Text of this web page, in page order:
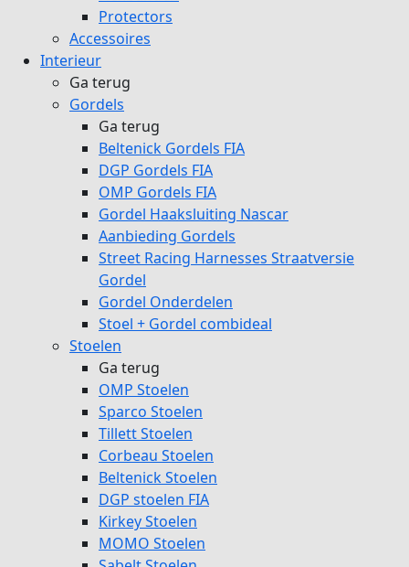
Protectors
Accessoires
Interieur
Ga terug
Gordels
Ga terug
Beltenick Gordels FIA
DGP Gordels FIA
OMP Gordels FIA
Gordel Haaksluiting Nascar
Aanbieding Gordels
Street Racing Harnesses Straatversie
Gordel
Gordel Onderdelen
Stoel + Gordel combideal
Stoelen
Ga terug
OMP Stoelen
Sparco Stoelen
Tillett Stoelen
Corbeau Stoelen
Beltenick Stoelen
DGP stoelen FIA
Kirkey Stoelen
MOMO Stoelen